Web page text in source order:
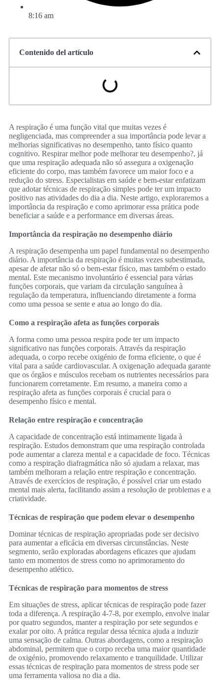
8:16 am
Contenido del artículo
A respiração é uma função vital que muitas vezes é
negligenciada, mas compreender a sua importância pode levar a
melhorias significativas no desempenho, tanto físico quanto
cognitivo. Respirar melhor pode melhorar teu desempenho?, já
que uma respiração adequada não só assegura a oxigenação
eficiente do corpo, mas também favorece um maior foco e a
redução do stress. Especialistas em saúde e bem-estar enfatizam
que adotar técnicas de respiração simples pode ter um impacto
positivo nas atividades do dia a dia. Neste artigo, exploraremos a
importância da respiração e como aprimorar essa prática pode
beneficiar a saúde e a performance em diversas áreas.
Importância da respiração no desempenho diário
A respiração desempenha um papel fundamental no desempenho
diário. A importância da respiração é muitas vezes subestimada,
apesar de afetar não só o bem-estar físico, mas também o estado
mental. Este mecanismo involuntário é essencial para várias
funções corporais, que variam da circulação sanguínea à
regulação da temperatura, influenciando diretamente a forma
como uma pessoa se sente e atua ao longo do dia.
Como a respiração afeta as funções corporais
A forma como uma pessoa respira pode ter um impacto
significativo nas funções corporais. Através da respiração
adequada, o corpo recebe oxigénio de forma eficiente, o que é
vital para a saúde cardiovascular. A oxigenação adequada garante
que os órgãos e músculos recebam os nutrientes necessários para
funcionarem corretamente. Em resumo, a maneira como a
respiração afeta as funções corporais é crucial para o
desempenho físico e mental.
Relação entre respiração e concentração
A capacidade de concentração está intimamente ligada à
respiração. Estudos demonstram que uma respiração controlada
pode aumentar a clareza mental e a capacidade de foco. Técnicas
como a respiração diafragmática não só ajudam a relaxar, mas
também melhoram a relação entre respiração e concentração.
Através de exercícios de respiração, é possível criar um estado
mental mais alerta, facilitando assim a resolução de problemas e a
criatividade.
Técnicas de respiração que podem elevar o desempenho
Dominar técnicas de respiração apropriadas pode ser decisivo
para aumentar a eficácia em diversas circunstâncias. Neste
segmento, serão exploradas abordagens eficazes que ajudam
tanto em momentos de stress como no aprimoramento do
desempenho atlético.
Técnicas de respiração para momentos de stress
Em situações de stress, aplicar técnicas de respiração pode fazer
toda a diferença. A respiração 4-7-8, por exemplo, envolve inalar
por quatro segundos, manter a respiração por sete segundos e
exalar por oito. A prática regular dessa técnica ajuda a induzir
uma sensação de calma. Outras abordagens, como a respiração
abdominal, permitem que o corpo receba uma maior quantidade
de oxigénio, promovendo relaxamento e tranquilidade. Utilizar
essas técnicas de respiração para momentos de stress pode ser
uma ferramenta valiosa no dia a dia.